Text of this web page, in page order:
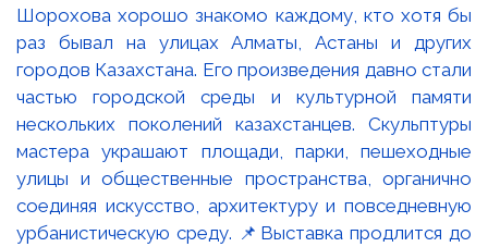
Шорохова хорошо знакомо каждому, кто хотя бы
раз бывал на улицах Алматы, Астаны и других
городов Казахстана. Его произведения давно стали
частью городской среды и культурной памяти
нескольких поколений казахстанцев. Скульптуры
мастера украшают площади, парки, пешеходные
улицы и общественные пространства, органично
соединяя искусство, архитектуру и повседневную
урбанистическую среду. 📌Выставка продлится до